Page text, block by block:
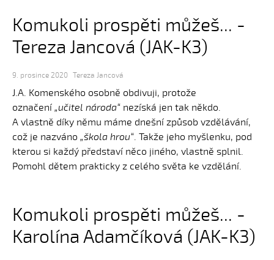
Komukoli prospěti můžeš... -
Tereza Jancová (JAK-K3)
9. prosince 2020 Tereza Jancová
J.A. Komenského osobně obdivuji, protože
označení „učitel národa“ nezíská jen tak někdo.
A vlastně díky němu máme dnešní způsob vzdělávání,
což je nazváno „škola hrou“. Takže jeho myšlenku, pod
kterou si každý představí něco jiného, vlastně splnil.
Pomohl dětem prakticky z celého světa ke vzdělání.
Komukoli prospěti můžeš... -
Karolína Adamčíková (JAK-K3)